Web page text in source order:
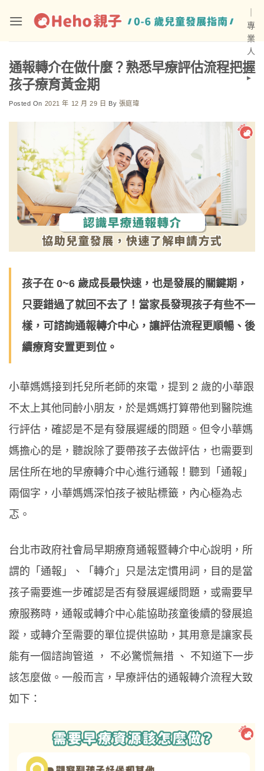
專
業
人
士
▸
通報轉介在做什麼？熟悉早療評估流程把握
孩子療育黃金期
Posted On 2021 年 12 月 29 日 By 張庭瑋
孩子在 0~6 歲成長最快速，也是發展的關鍵期，
只要錯過了就回不去了！當家長發現孩子有些不一
樣，可諮詢通報轉介中心，讓評估流程更順暢、後
續療育安置更到位。
小華媽媽接到托兒所老師的來電，提到 2 歲的小華跟
不太上其他同齡小朋友，於是媽媽打算帶他到醫院進
行評估，確認是不是有發展遲緩的問題。但令小華媽
媽擔心的是，聽說除了要帶孩子去做評估，也需要到
居住所在地的早療轉介中心進行通報！聽到「通報」
兩個字，小華媽媽深怕孩子被貼標籤，內心極為忐
忑。
台北市政府社會局早期療育通報暨轉介中心說明，所
謂的「通報」、「轉介」只是法定慣用詞，目的是當
孩子需要進一步確認是否有發展遲緩問題，或需要早
療服務時，通報或轉介中心能協助孩童後續的發展追
蹤，或轉介至需要的單位提供協助，其用意是讓家長
能有一個諮詢管道 ， 不必驚慌無措 、 不知道下一步
該怎麼做。一般而言，早療評估的通報轉介流程大致
如下：